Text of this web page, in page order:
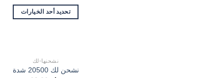
تحديد أحد الخيارات
نشحنها-لك
نشحن لك 20500 شدة